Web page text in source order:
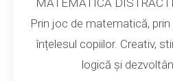
Prin joc de matematică,
înțelesul copiilor. Creativ,
logică și